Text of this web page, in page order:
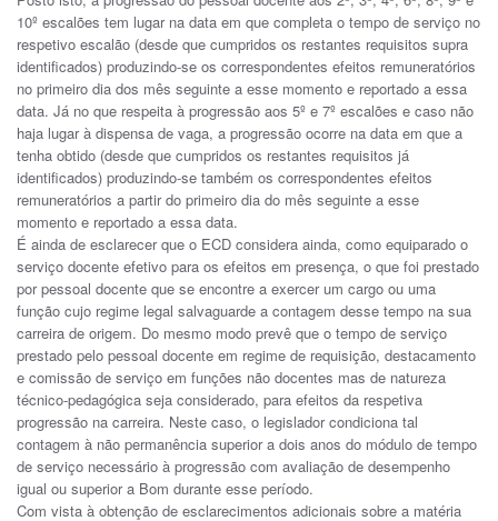
10º escalões tem lugar na data em que completa o tempo de serviço no
respetivo escalão (desde que cumpridos os restantes requisitos supra
identificados) produzindo-se os correspondentes efeitos remuneratórios
no primeiro dia dos mês seguinte a esse momento e reportado a essa
data. Já no que respeita à progressão aos 5º e 7º escalões e caso não
haja lugar à dispensa de vaga, a progressão ocorre na data em que a
tenha obtido (desde que cumpridos os restantes requisitos já
identificados) produzindo-se também os correspondentes efeitos
remuneratórios a partir do primeiro dia do mês seguinte a esse
momento e reportado a essa data.
É ainda de esclarecer que o ECD considera ainda, como equiparado o
serviço docente efetivo para os efeitos em presença, o que foi prestado
por pessoal docente que se encontre a exercer um cargo ou uma
função cujo regime legal salvaguarde a contagem desse tempo na sua
carreira de origem. Do mesmo modo prevê que o tempo de serviço
prestado pelo pessoal docente em regime de requisição, destacamento
e comissão de serviço em funções não docentes mas de natureza
técnico-pedagógica seja considerado, para efeitos da respetiva
progressão na carreira. Neste caso, o legislador condiciona tal
contagem à não permanência superior a dois anos do módulo de tempo
de serviço necessário à progressão com avaliação de desempenho
igual ou superior a Bom durante esse período.
Com vista à obtenção de esclarecimentos adicionais sobre a matéria